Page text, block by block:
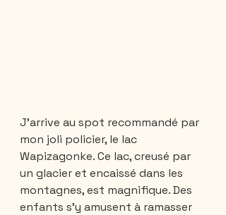
J’arrive au spot recommandé par
mon joli policier, le lac
Wapizagonke. Ce lac, creusé par
un glacier et encaissé dans les
montagnes, est magnifique. Des
enfants s’y amusent à ramasser